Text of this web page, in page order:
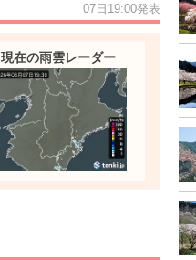
07日19:00発表
現在の雨雲レーダー